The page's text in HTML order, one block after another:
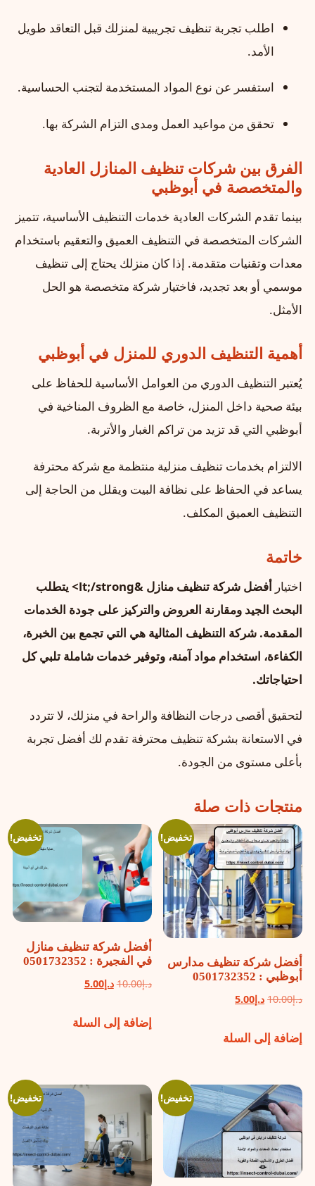
اطلب تجربة تنظيف تجريبية لمنزلك قبل التعاقد طويل
الأمد.
استفسر عن نوع المواد المستخدمة لتجنب الحساسية.
تحقق من مواعيد العمل ومدى التزام الشركة بها.
الفرق بين شركات تنظيف المنازل العادية
والمتخصصة في أبوظبي
بينما تقدم الشركات العادية خدمات التنظيف الأساسية، تتميز
الشركات المتخصصة في التنظيف العميق والتعقيم باستخدام
معدات وتقنيات متقدمة. إذا كان منزلك يحتاج إلى تنظيف
موسمي أو بعد تجديد، فاختيار شركة متخصصة هو الحل
الأمثل.
أهمية التنظيف الدوري للمنزل في أبوظبي
يُعتبر التنظيف الدوري من العوامل الأساسية للحفاظ على
بيئة صحية داخل المنزل، خاصة مع الظروف المناخية في
أبوظبي التي قد تزيد من تراكم الغبار والأتربة.
الالتزام بخدمات تنظيف منزلية منتظمة مع شركة محترفة
يساعد في الحفاظ على نظافة البيت ويقلل من الحاجة إلى
التنظيف العميق المكلف.
خاتمة
اختيار
أفضل شركة تنظيف منازل &lt;/strong> يتطلب
البحث الجيد ومقارنة العروض والتركيز على جودة الخدمات
المقدمة. شركة التنظيف المثالية هي التي تجمع بين الخبرة،
الكفاءة، استخدام مواد آمنة، وتوفير خدمات شاملة تلبي كل
احتياجاتك.
لتحقيق أقصى درجات النظافة والراحة في منزلك، لا تتردد
في الاستعانة بشركة تنظيف محترفة تقدم لك أفضل تجربة
بأعلى مستوى من الجودة.
منتجات ذات صلة
تخفيض!
أفضل شركة تنظيف مدارس
أبوظبي : 0501732352
د.إ10.00 السعر
هو:
د.إ5.00السعر
هو:
إضافة إلى السلة
تخفيض!
أفضل شركة تنظيف منازل
في الفجيرة : 0501732352
د.إ10.00السعر
هو:
د.إ5.00السعر
هو:
إضافة إلى السلة
تخفيض! تخفيض!